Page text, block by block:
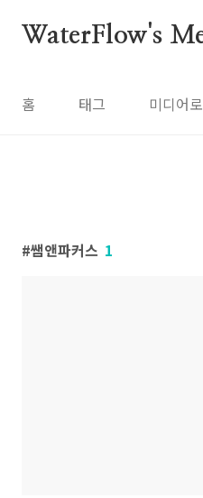
WaterFlow's
홈 태그 미디어
쌤앤파커스 1